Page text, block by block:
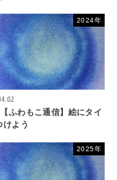
2024年
ふわもこ通信】絵にタイ
けよう
2025年